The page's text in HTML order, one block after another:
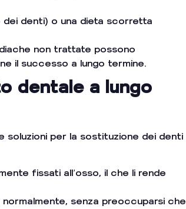
dei denti) o una dieta scorretta
non trattate possono
il successo a lungo termine.
dentale a lungo
soluzioni per la sostituzione dei denti
fissati all’osso, il che li rende
senza preoccuparsi che